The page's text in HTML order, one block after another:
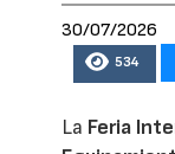
30/07/2026
534
La Feria